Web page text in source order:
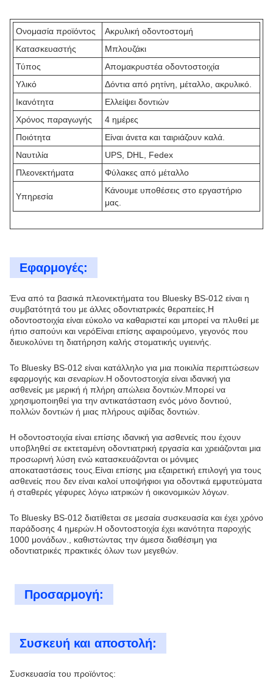
Ονομασία προϊόντος
Ακρυλική οδοντοστομή
Κατασκευαστής
Μπλουζάκι
Τύπος
Απομακρυστέα οδοντοστοιχία
Υλικό
Δόντια από ρητίνη, μέταλλο, ακρυλικό.
Ικανότητα
Ελλείψει δοντιών
Χρόνος παραγωγής
4 ημέρες
Ποιότητα
Είναι άνετα και ταιριάζουν καλά.
Ναυτιλία
UPS, DHL, Fedex
Πλεονεκτήματα
Φύλακες από μέταλλο
Υπηρεσία
Κάνουμε υποθέσεις στο εργαστήριο
μας.
Εφαρμογές:
Ένα από τα βασικά πλεονεκτήματα του Bluesky BS-012 είναι η
συμβατότητά του με άλλες οδοντιατρικές θεραπείες.Η
οδοντοστοιχία είναι εύκολο να καθαριστεί και μπορεί να πλυθεί με
ήπιο σαπούνι και νερόΕίναι επίσης αφαιρούμενο, γεγονός που
διευκολύνει τη διατήρηση καλής στοματικής υγιεινής.
Το Bluesky BS-012 είναι κατάλληλο για μια ποικιλία περιπτώσεων
εφαρμογής και σεναρίων.Η οδοντοστοιχία είναι ιδανική για
ασθενείς με μερική ή πλήρη απώλεια δοντιών.Μπορεί να
χρησιμοποιηθεί για την αντικατάσταση ενός μόνο δοντιού,
πολλών δοντιών ή μιας πλήρους αψίδας δοντιών.
Η οδοντοστοιχία είναι επίσης ιδανική για ασθενείς που έχουν
υποβληθεί σε εκτεταμένη οδοντιατρική εργασία και χρειάζονται μια
προσωρινή λύση ενώ κατασκευάζονται οι μόνιμες
αποκαταστάσεις τους.Είναι επίσης μια εξαιρετική επιλογή για τους
ασθενείς που δεν είναι καλοί υποψήφιοι για οδοντικά εμφυτεύματα
ή σταθερές γέφυρες λόγω ιατρικών ή οικονομικών λόγων.
Το Bluesky BS-012 διατίθεται σε μεσαία συσκευασία και έχει χρόνο
παράδοσης 4 ημερών.Η οδοντοστοιχία έχει ικανότητα παροχής
1000 μονάδων., καθιστώντας την άμεσα διαθέσιμη για
οδοντιατρικές πρακτικές όλων των μεγεθών.
Προσαρμογή:
Συσκευή και αποστολή:
Συσκευασία του προϊόντος: